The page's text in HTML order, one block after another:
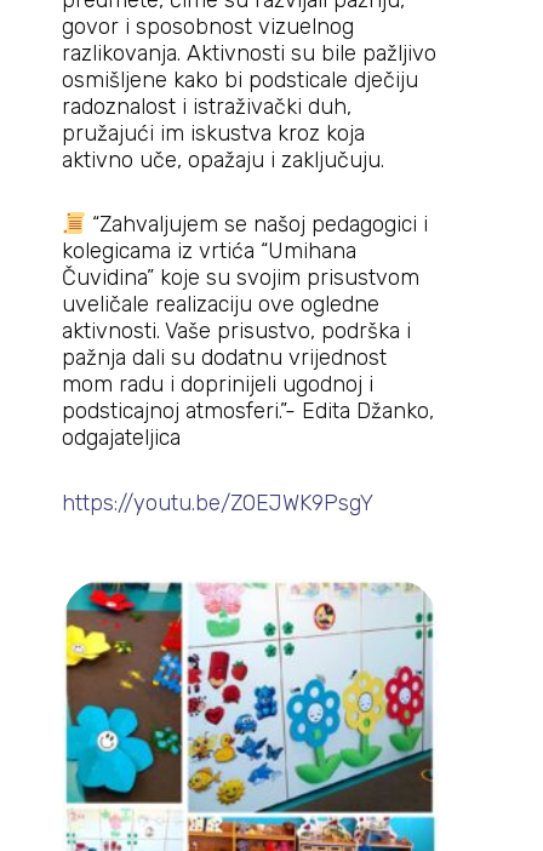
govor i sposobnost vizuelnog
razlikovanja. Aktivnosti su bile pažljivo
osmišljene kako bi podsticale dječiju
radoznalost i istraživački duh,
pružajući im iskustva kroz koja
aktivno uče, opažaju i zaključuju.
“Zahvaljujem se našoj pedagogici i
kolegicama iz vrtića “Umihana
Čuvidina” koje su svojim prisustvom
uveličale realizaciju ove ogledne
aktivnosti. Vaše prisustvo, podrška i
pažnja dali su dodatnu vrijednost
mom radu i doprinijeli ugodnoj i
podsticajnoj atmosferi.”- Edita Džanko,
odgajateljica
https://youtu.be/Z0EJWK9PsgY